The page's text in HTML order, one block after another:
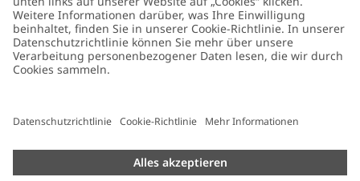
Barrierefreiheit
Datenschutzrichtlinie
Cookie-Richtlinie
Größenratgeber
Nachhaltigkeit
Impressum
Presse
Cookies